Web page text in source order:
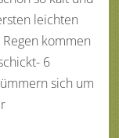
leichten
kommen
6
sich um